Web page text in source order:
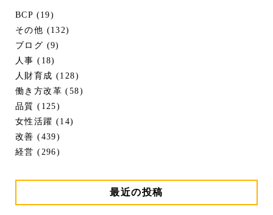
BCP (19)
その他 (132)
ブログ (9)
人事 (18)
人財育成 (128)
働き方改革 (58)
品質 (125)
女性活躍 (14)
改善 (439)
経営 (296)
最近の投稿